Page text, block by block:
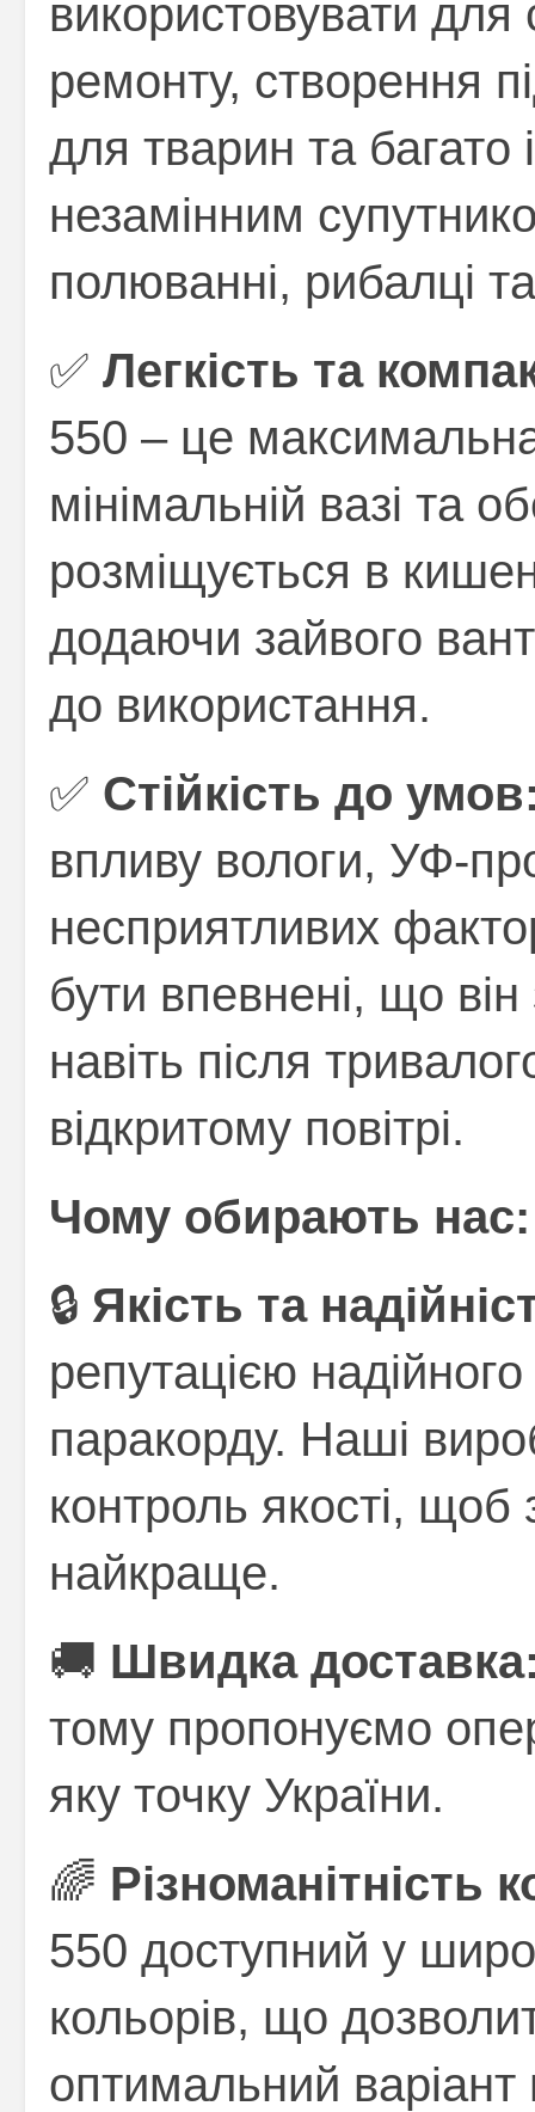
використовувати
ремонту, створення
для тварин та багато
незамінним
полюванні, рибалці
✅ Легкість та
550 – це
мінімальній вазі та
розміщується в
додаючи зайвого
до використання.
✅ Стійкість до
впливу вологи, УФ-
несприятливих
бути впевнені, що він
навіть після
відкритому повітрі.
Чому обирають нас:
🔒 Якість та
репутацією
паракорду. Наші
контроль якості,
найкраще.
🚚 Швидка
тому пропонуємо
яку точку України.
🌈 Різноманітність
550 доступний у
кольорів, що
оптимальний варіант